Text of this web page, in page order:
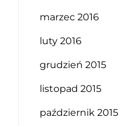
marzec 2016
luty 2016
grudzień 2015
listopad 2015
październik 2015